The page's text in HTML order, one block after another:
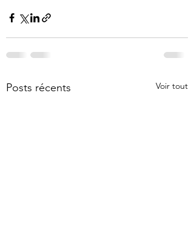
Posts récents Voir tout